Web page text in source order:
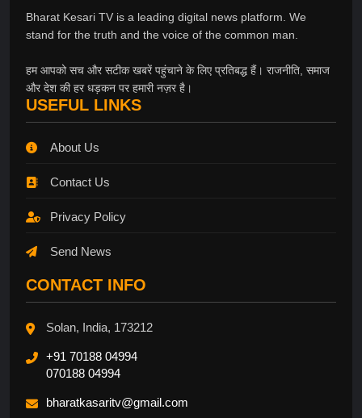
Bharat Kesari TV is a leading digital news platform. We
stand for the truth and the voice of the common man.
हम आपको सच और सटीक खबरें पहुंचाने के लिए प्रतिबद्ध हैं। राजनीति, समाज
और देश की हर धड़कन पर हमारी नज़र है।
USEFUL LINKS
About Us
Contact Us
Privacy Policy
Send News
CONTACT INFO
Solan, India, 173212
+91 70188 04994
070188 04994
bharatkasaritv@gmail.com